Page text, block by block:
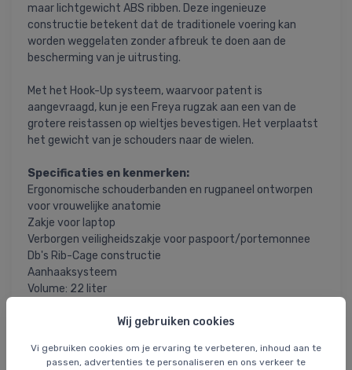
Wij gebruiken cookies
Vi gebruiken cookies om je ervaring te verbeteren, inhoud aan te
passen, advertenties te personaliseren en ons verkeer te
maar lichtgewicht ABS ribben. Deze ingenieuze
constructie betekent dat de traditionele voering kan
worden weggelaten zonder afbreuk te doen aan de
bescherming van je uitrusting.
Met het Hook-Up systeem, waarvoor patent is
aangevraagd, kun je een Freya rugzak aan een van de
grotere reistassen op wieltjes bevestigen. Het verplaatst
het gewicht van je schouders naar de wielen.
Specificaties en kenmerken:
Ergonomische schouderbanden en rugpaneel ontworpen
voor vrouwelijke anatomie
Zakje voor laptop
Verborgen veiligheidszakje voor paspoort/portemonnee
Db's Rib-Cage constructie
Aanhaaksysteem
Volume: 22 liter
Afmetingen: 43 x 26,6 x 20 cm
Materialen: